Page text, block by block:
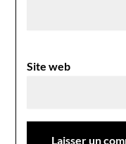
Site web